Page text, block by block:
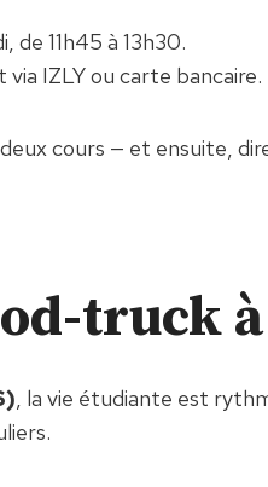
de 11h45 à 13h30.
IZLY ou carte bancaire.
cours — et ensuite,
truck à
, la vie étudiante est